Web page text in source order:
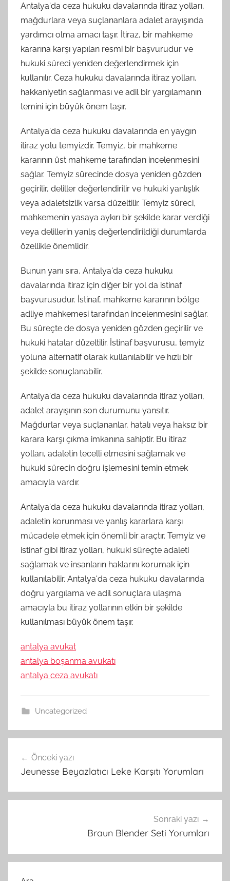
Antalya'da ceza hukuku davalarında itiraz yolları,
mağdurlara veya suçlananlara adalet arayışında
yardımcı olma amacı taşır. İtiraz, bir mahkeme
kararına karşı yapılan resmi bir başvurudur ve
hukuki süreci yeniden değerlendirmek için
kullanılır. Ceza hukuku davalarında itiraz yolları,
hakkaniyetin sağlanması ve adil bir yargılamanın
temini için büyük önem taşır.
Antalya'da ceza hukuku davalarında en yaygın
itiraz yolu temyizdir. Temyiz, bir mahkeme
kararının üst mahkeme tarafından incelenmesini
sağlar. Temyiz sürecinde dosya yeniden gözden
geçirilir, deliller değerlendirilir ve hukuki yanlışlık
veya adaletsizlik varsa düzeltilir. Temyiz süreci,
mahkemenin yasaya aykırı bir şekilde karar verdiği
veya delillerin yanlış değerlendirildiği durumlarda
özellikle önemlidir.
Bunun yanı sıra, Antalya'da ceza hukuku
davalarında itiraz için diğer bir yol da istinaf
başvurusudur. İstinaf, mahkeme kararının bölge
adliye mahkemesi tarafından incelenmesini sağlar.
Bu süreçte de dosya yeniden gözden geçirilir ve
hukuki hatalar düzeltilir. İstinaf başvurusu, temyiz
yoluna alternatif olarak kullanılabilir ve hızlı bir
şekilde sonuçlanabilir.
Antalya'da ceza hukuku davalarında itiraz yolları,
adalet arayışının son durumunu yansıtır.
Mağdurlar veya suçlananlar, hatalı veya haksız bir
karara karşı çıkma imkanına sahiptir. Bu itiraz
yolları, adaletin tecelli etmesini sağlamak ve
hukuki sürecin doğru işlemesini temin etmek
amacıyla vardır.
Antalya'da ceza hukuku davalarında itiraz yolları,
adaletin korunması ve yanlış kararlara karşı
mücadele etmek için önemli bir araçtır. Temyiz ve
istinaf gibi itiraz yolları, hukuki süreçte adaleti
sağlamak ve insanların haklarını korumak için
kullanılabilir. Antalya'da ceza hukuku davalarında
doğru yargılama ve adil sonuçlara ulaşma
amacıyla bu itiraz yollarının etkin bir şekilde
kullanılması büyük önem taşır.
antalya avukat
antalya boşanma avukatı
antalya ceza avukatı
Uncategorized
gezinmesi
Önceki yazı
Jeunesse Beyazlatıcı Leke Karşıtı Yorumları
Sonraki yazı
Braun Blender Seti Yorumları